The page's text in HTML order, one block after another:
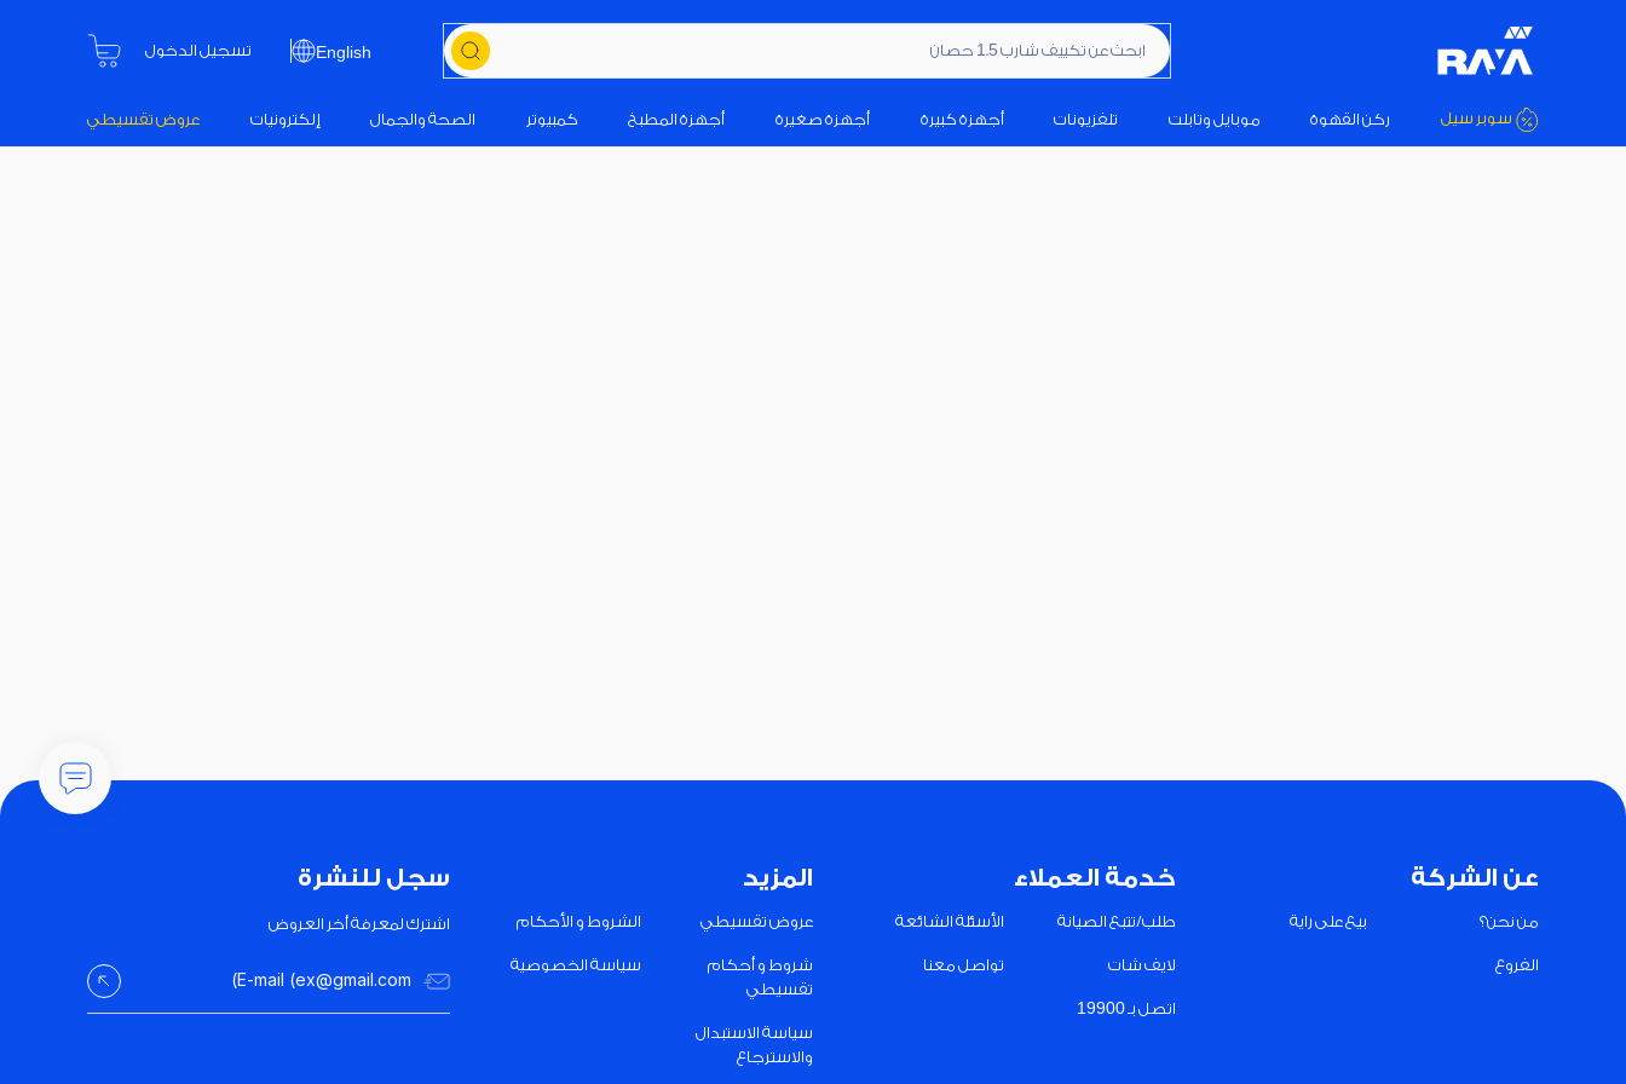
ابحث عن تكييف شارب 1.5 حصان English تسجيل الدخول
سوبر سيل ركن القهوة موبايل وتابلت تلفزيونات أجهزة كبيرة أجهزة صغيرة أجهزة المطبخ كمبيوتر الصحة والجمال إلكترونيات عروض تقسيطي
عن الشركة
من نحن؟ بيع على راية
الفروع
خدمة العملاء
طلب/تتبع الصيانة الأسئلة الشائعة
لايف شات تواصل معنا
اتصل بـ 19900
المزيد
عروض تقسيطي الشروط و الأحكام
شروط و أحكام
تقسيطي
سياسة الخصوصية
سياسة الاستبدال
والاسترجاع
سجل للنشرة
اشترك لمعرفة أخر العروض